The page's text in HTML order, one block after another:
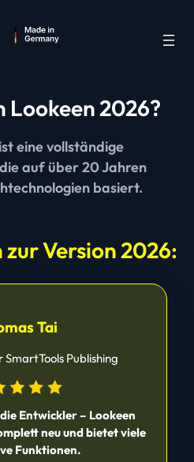
Lookeen 2026?
eine vollständige
auf über 20 Jahren
basiert.
Version 2026:
Tai
Publishing
Entwickler – Lookeen
neu und bietet viele
Funktionen.